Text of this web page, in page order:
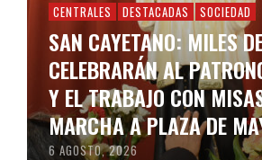
CENTRALES DESTACADAS SOCIEDAD
SAN CAYETANO: MILES
CELEBRARÁN AL
Y EL TRABAJO CON
MARCHA A PLAZA DE
6 AGOSTO, 2026